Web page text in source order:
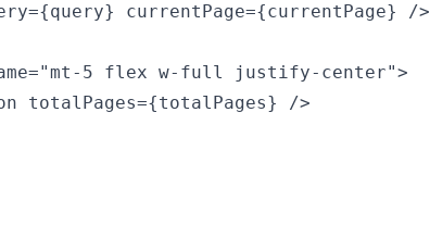
currentPage={currentPage} />
5 flex w-full justify-center">
/>